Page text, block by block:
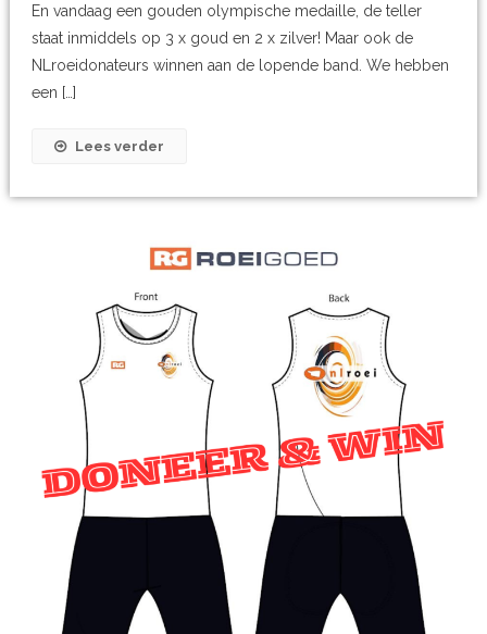
En vandaag een gouden olympische medaille, de teller
staat inmiddels op 3 x goud en 2 x zilver! Maar ook de
NLroeidonateurs winnen aan de lopende band. We hebben
een […]
Lees verder